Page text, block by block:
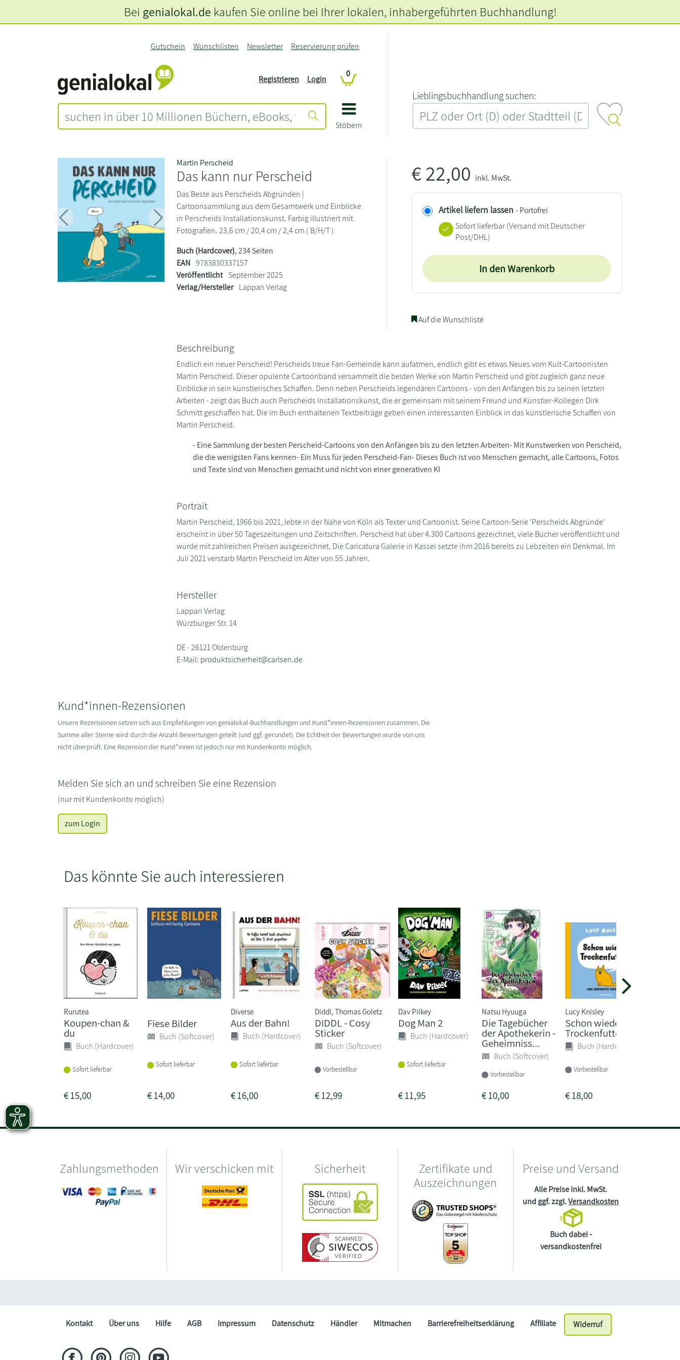
Stöbern
Gutschein Wunschlisten Newsletter Reservierung prüfen
Registrieren Login
0
L‍i‍e‍b‍l‍i‍n‍g‍s‍b‍u‍c‍h‍h‍a‍n‍d‍l‍u‍n‍g‍ ‍s‍u‍c‍h‍e‍n‍:‍
Bei genialokal.de kaufen Sie online bei Ihrer lokalen, inhabergeführten Buchhandlung!
Zurück Weiter
Martin Perscheid
Das kann nur Perscheid
Das Beste aus Perscheids Abgründen |
Cartoonsammlung aus dem Gesamtwerk und Einblicke
in Perscheids Installationskunst. Farbig illustriert mit
Fotografien. 23,6 cm / 20,4 cm / 2,4 cm ( B/H/T )
Buch (Hardcover), 234 Seiten
EAN 9783830337157
Veröffentlicht September 2025
Verlag/Hersteller Lappan Verlag
€22,00 inkl. MwSt.
Artikel liefern lassen - Portofrei
Sofort lieferbar(Versand mit Deutscher
Post/DHL)
In den Warenkorb
Auf die Wunschliste
Beschreibung
Endlich ein neuer Perscheid! Perscheids treue Fan-Gemeinde kann aufatmen, endlich gibt es etwas Neues vom Kult-Cartoonisten
Martin Perscheid. Dieser opulente Cartoonband versammelt die besten Werke von Martin Perscheid und gibt zugleich ganz neue
Einblicke in sein künstlerisches Schaffen. Denn neben Perscheids legendären Cartoons - von den Anfängen bis zu seinen letzten
Arbeiten - zeigt das Buch auch Perscheids Installationskunst, die er gemeinsam mit seinem Freund und Künstler-Kollegen Dirk
Schmitt geschaffen hat. Die im Buch enthaltenen Textbeiträge geben einen interessanten Einblick in das künstlerische Schaffen von
Martin Perscheid.
- Eine Sammlung der besten Perscheid-Cartoons von den Anfängen bis zu den letzten Arbeiten- Mit Kunstwerken von Perscheid,
die die wenigsten Fans kennen- Ein Muss für jeden Perscheid-Fan- Dieses Buch ist von Menschen gemacht, alle Cartoons, Fotos
und Texte sind von Menschen gemacht und nicht von einer generativen KI
Portrait
Martin Perscheid, 1966 bis 2021, lebte in der Nähe von Köln als Texter und Cartoonist. Seine Cartoon-Serie 'Perscheids Abgründe'
erscheint in über 50 Tageszeitungen und Zeitschriften. Perscheid hat über 4.300 Cartoons gezeichnet, viele Bücher veröffentlicht und
wurde mit zahlreichen Preisen ausgezeichnet. Die Caricatura Galerie in Kassel setzte ihm 2016 bereits zu Lebzeiten ein Denkmal. Im
Juli 2021 verstarb Martin Perscheid im Alter von 55 Jahren.
Hersteller
Lappan Verlag
Würzburger Str. 14
DE - 26121 Oldenburg
E-Mail: produktsicherheit@carlsen.de
Kund*innen-Rezensionen
Unsere Rezensionen setzen sich aus Empfehlungen von genialokal-Buchhandlungen und Kund*innen-Rezensionen zusammen. Die
Summe aller Sterne wird durch die Anzahl Bewertungen geteilt (und ggf. gerundet). Die Echtheit der Bewertungen wurde von uns
nicht überprüft. Eine Rezension der Kund*innen ist jedoch nur mit Kundenkonto möglich.
Melden Sie sich an und schreiben Sie eine Rezension
(nur mit Kundenkonto möglich)
zum Login
Das könnte Sie auch interessieren
Rurutea
Koupen-chan &
du
Buch (Hardcover)
Sofort lieferbar
€15,00
Fiese Bilder
Buch (Softcover)
Sofort lieferbar
€14,00
Diverse
Aus der Bahn!
Buch (Hardcover)
Sofort lieferbar
€16,00
Diddl, Thomas Goletz
DIDDL - Cosy
Sticker
Buch (Softcover)
Vorbestellbar
€12,99
Dav Pilkey
Dog Man 2
Buch (Hardcover)
Sofort lieferbar
€11,95
Natsu Hyuuga
Die Tagebücher
der Apothekerin -
Geheimniss...
Buch (Softcover)
Vorbestellbar
€10,00
Lucy Knisley
Schon wieder
Trockenfutter?
Buch (Hardcover)
Vorbestellbar
€18,00
Zahlungsmethoden Wir verschicken mit Sicherheit
Zertifikate und
Auszeichnungen
Preise und Versand
Alle Preise inkl. MwSt.
und ggf. zzgl.Versandkosten
Buch dabei -
versandkostenfrei
Kontakt Über uns Hilfe AGB Impressum Datenschutz Händler Mitmachen Barrierefreiheitserklärung Affiliate Widerruf